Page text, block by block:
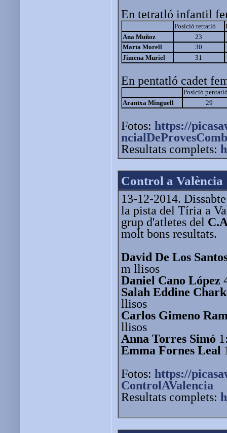
En tetratló infantil
Posició tetratló
Ana Muñoz
23
Marta Morell
30
Jimena Muriel
31
En pentatló cadet
Posició
Arantxa Minguell
29
Fotos: https://
Resultats complets:
Control a València
13-12-2014.
la pista del Tíria a
grup d'atletes del
molt bons resultats.
David De Los
m llisos
Daniel Cano López
Salah Eddine
llisos
Carlos Gimeno
llisos
Anna Torres Simó
Emma Fornes Leal
Fotos: https://
ControlAValencia
Resultats complets: